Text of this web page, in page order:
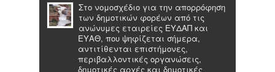
Στο νομοσχέδιο για την απορρόφηση
των δημοτικών φορέων από τις
ανώνυμες εταιρείες ΕΥΔΑΠ και
ΕΥΑΘ, που ψηφίζεται σήμερα,
αντιτίθενται επιστήμονες,
περιβαλλοντικές οργανώσεις,
δημοτικές αρχές και δημοτικές